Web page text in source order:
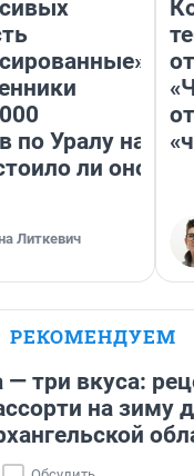
по Уралу на
ли оно
Литкевич
РЕКОМЕНДУЕМ
— три вкуса:
на зиму